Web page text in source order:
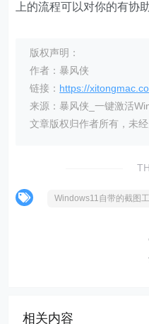
上的流程可以对你的有协助
版权声明：
作者：暴风侠
链接： https://
来源：暴风侠_一键激活
文章版权归作者所有，未经
Windows11自带的截图
相关内容